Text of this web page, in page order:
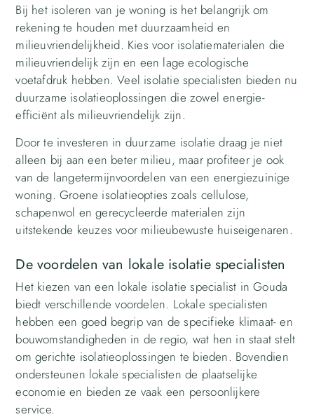
Bij het isoleren van je woning is het belangrijk om
rekening te houden met duurzaamheid en
milieuvriendelijkheid. Kies voor isolatiematerialen die
milieuvriendelijk zijn en een lage ecologische
voetafdruk hebben. Veel isolatie specialisten bieden nu
duurzame isolatieoplossingen die zowel energie-
efficiënt als milieuvriendelijk zijn.
Door te investeren in duurzame isolatie draag je niet
alleen bij aan een beter milieu, maar profiteer je ook
van de langetermijnvoordelen van een energiezuinige
woning. Groene isolatieopties zoals cellulose,
schapenwol en gerecycleerde materialen zijn
uitstekende keuzes voor milieubewuste huiseigenaren.
De voordelen van lokale isolatie specialisten
Het kiezen van een lokale isolatie specialist in Gouda
biedt verschillende voordelen. Lokale specialisten
hebben een goed begrip van de specifieke klimaat- en
bouwomstandigheden in de regio, wat hen in staat stelt
om gerichte isolatieoplossingen te bieden. Bovendien
ondersteunen lokale specialisten de plaatselijke
economie en bieden ze vaak een persoonlijkere
service.